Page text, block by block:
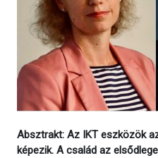
Absztrakt: Az IKT eszközök
képezik. A család az